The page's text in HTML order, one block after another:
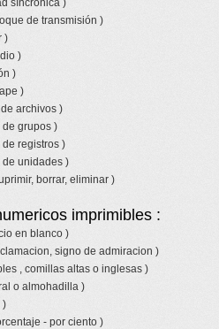
síncronica )
de transmisión )
)
)
)
)
archivos )
grupos )
registros )
unidades )
borrar, eliminar )
imprimibles :
en blanco )
signo de admiracion )
, comillas altas o inglesas )
o almohadilla )
)
- por ciento )